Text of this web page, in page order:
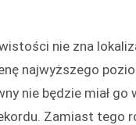
nie zna
najwyższego
nie będzie miał
Zamiast tego